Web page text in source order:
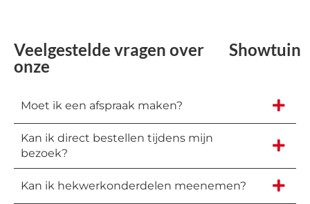
Veelgestelde vragen over
onze
Showtuin
Moet ik een afspraak maken?
Kan ik direct bestellen tijdens mijn
bezoek?
Kan ik hekwerkonderdelen meenemen?